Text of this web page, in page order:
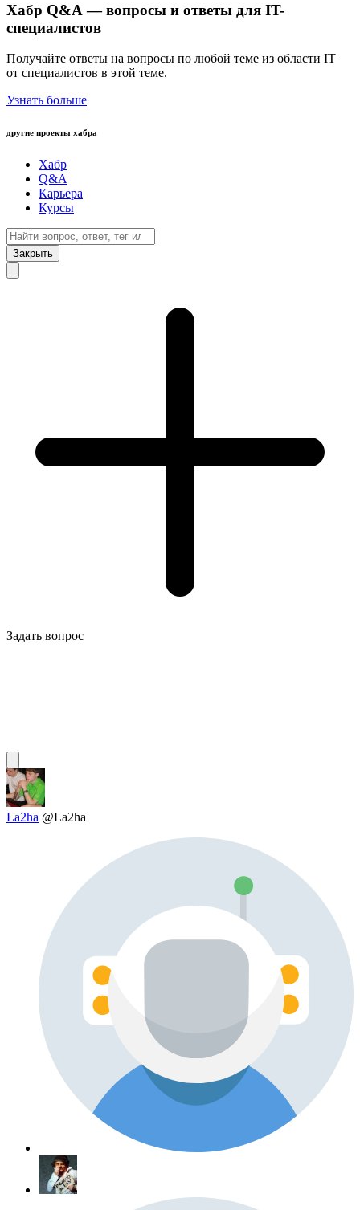
Хабр Q&A — вопросы и ответы для IT-
специалистов
Получайте ответы на вопросы по любой теме из области IT
от специалистов в этой теме.
Узнать больше
другие проекты хабра
Хабр
Q&A
Карьера
Курсы
Закрыть
Задать вопрос
La2ha @La2ha